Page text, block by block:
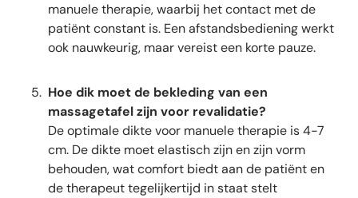
manuele therapie, waarbij het contact met de
patiënt constant is. Een afstandsbediening werkt
ook nauwkeurig, maar vereist een korte pauze.
Hoe dik moet de bekleding van een
massagetafel zijn voor revalidatie?
De optimale dikte voor manuele therapie is 4-7
cm. De dikte moet elastisch zijn en zijn vorm
behouden, wat comfort biedt aan de patiënt en
de therapeut tegelijkertijd in staat stelt